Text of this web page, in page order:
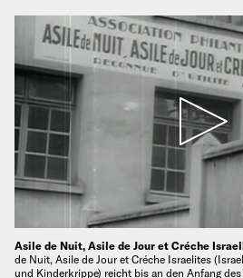
Asile de Nuit, Asile de Jour et Créche
de Nuit, Asile de Jour et Créche Israelites
und Kinderkrippe) reicht bis an den Anfang